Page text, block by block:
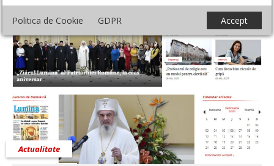
Politica de Cookie GDPR Accept
Actualitate